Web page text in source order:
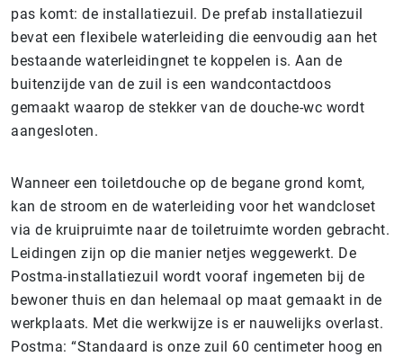
pas komt: de installatiezuil. De prefab installatiezuil
bevat een flexibele waterleiding die eenvoudig aan het
bestaande waterleidingnet te koppelen is. Aan de
buitenzijde van de zuil is een wandcontactdoos
gemaakt waarop de stekker van de douche-wc wordt
aangesloten.
Wanneer een toiletdouche op de begane grond komt,
kan de stroom en de waterleiding voor het wandcloset
via de kruipruimte naar de toiletruimte worden gebracht.
Leidingen zijn op die manier netjes weggewerkt. De
Postma-installatiezuil wordt vooraf ingemeten bij de
bewoner thuis en dan helemaal op maat gemaakt in de
werkplaats. Met die werkwijze is er nauwelijks overlast.
Postma: “Standaard is onze zuil 60 centimeter hoog en